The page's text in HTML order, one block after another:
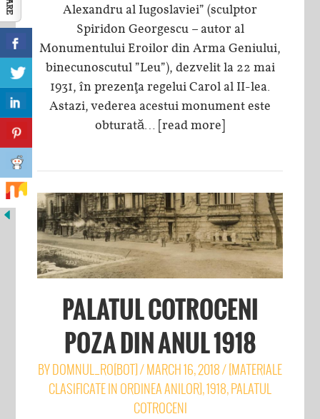
Alexandru al Iugoslaviei” (sculptor
Spiridon Georgescu – autor al
Monumentului Eroilor din Arma Geniului,
binecunoscutul ”Leu”), dezvelit la 22 mai
1931, în prezenţa regelui Carol al II-lea.
Astazi, vederea acestui monument este
obturată… [read more]
PALATUL COTROCENI
POZA DIN ANUL 1918
BYDOMNUL_RO[BOT]/MARCH 16, 2018/[MATERIALE
CLASIFICATE IN ORDINEA ANILOR],1918,PALATUL
COTROCENI